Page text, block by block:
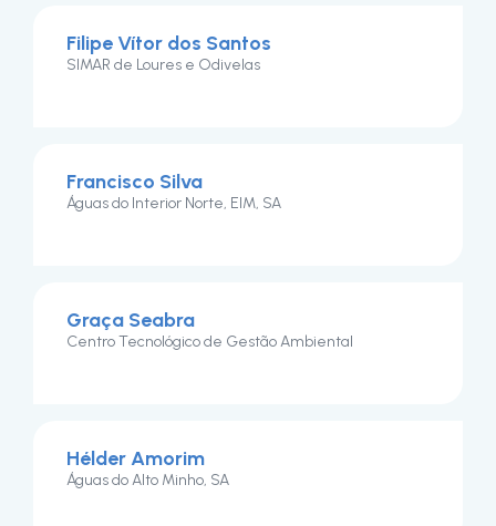
Filipe Vítor dos Santos
SIMAR de Loures e Odivelas
Francisco Silva
Águas do Interior Norte, EIM, SA
Graça Seabra
Centro Tecnológico de Gestão Ambiental
Hélder Amorim
Águas do Alto Minho, SA